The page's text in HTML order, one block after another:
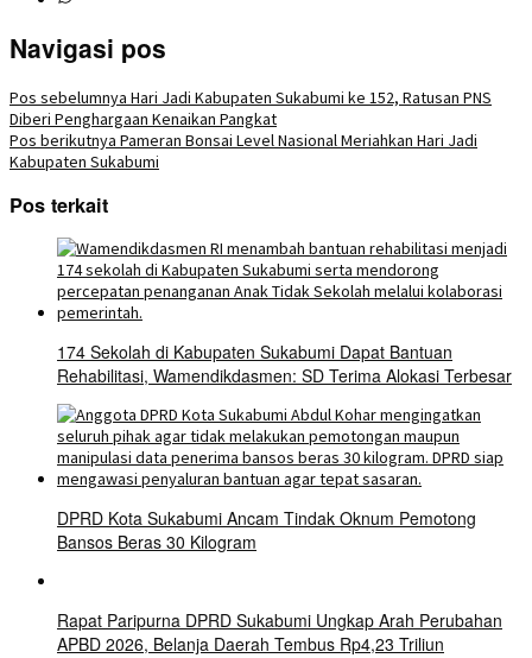
Navigasi pos
Pos sebelumnya Hari Jadi Kabupaten Sukabumi ke 152, Ratusan PNS
Diberi Penghargaan Kenaikan Pangkat
Pos berikutnya Pameran Bonsai Level Nasional Meriahkan Hari Jadi
Kabupaten Sukabumi
Pos terkait
174 Sekolah di Kabupaten Sukabumi Dapat Bantuan
Rehabilitasi, Wamendikdasmen: SD Terima Alokasi Terbesar
DPRD Kota Sukabumi Ancam Tindak Oknum Pemotong
Bansos Beras 30 Kilogram
Rapat Paripurna DPRD Sukabumi Ungkap Arah Perubahan
APBD 2026, Belanja Daerah Tembus Rp4,23 Triliun